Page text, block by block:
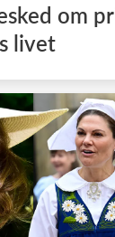
om
livet